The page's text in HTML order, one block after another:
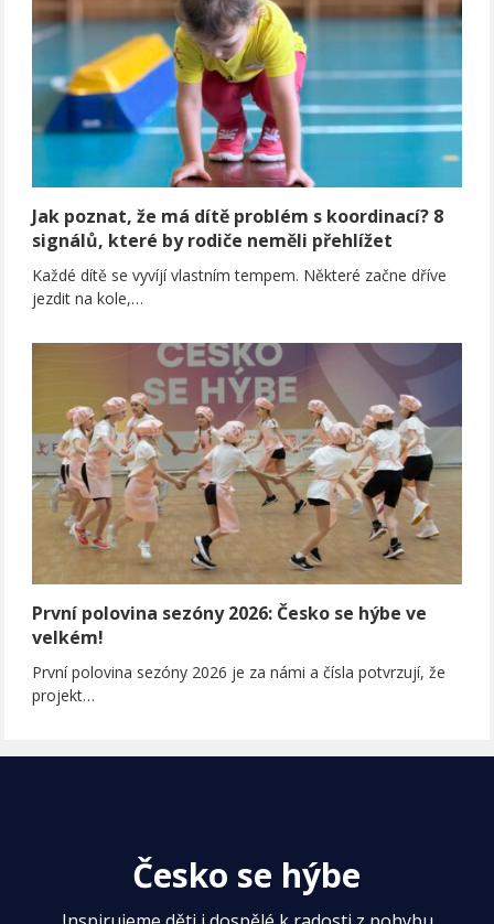
Jak poznat, že má dítě problém s koordinací? 8
signálů, které by rodiče neměli přehlížet
Každé dítě se vyvíjí vlastním tempem. Některé začne dříve
jezdit na kole,…
První polovina sezóny 2026: Česko se hýbe ve
velkém!
První polovina sezóny 2026 je za námi a čísla potvrzují, že
projekt…
Česko se hýbe